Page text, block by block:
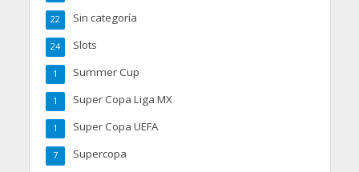
Sin categoría
22
Slots
24
Summer Cup
1
Super Copa Liga MX
1
Super Copa UEFA
1
Supercopa
7